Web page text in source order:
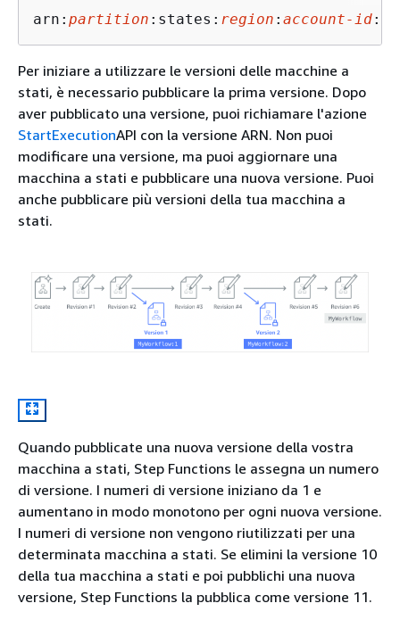
arn: partition :states: region : account-id
Per iniziare a utilizzare le versioni delle macchine a
stati, è necessario pubblicare la prima versione. Dopo
aver pubblicato una versione, puoi richiamare l'azione
StartExecutionAPI con la versione ARN. Non puoi
modificare una versione, ma puoi aggiornare una
macchina a stati e pubblicare una nuova versione. Puoi
anche pubblicare più versioni della tua macchina a
stati.
Quando pubblicate una nuova versione della vostra
macchina a stati, Step Functions le assegna un numero
di versione. I numeri di versione iniziano da 1 e
aumentano in modo monotono per ogni nuova versione.
I numeri di versione non vengono riutilizzati per una
determinata macchina a stati. Se elimini la versione 10
della tua macchina a stati e poi pubblichi una nuova
versione, Step Functions la pubblica come versione 11.